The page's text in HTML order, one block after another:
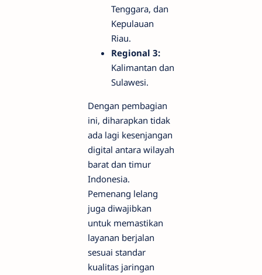
Tenggara, dan
Kepulauan
Riau.
Regional 3:
Kalimantan dan
Sulawesi.
Dengan pembagian
ini, diharapkan tidak
ada lagi kesenjangan
digital antara wilayah
barat dan timur
Indonesia.
Pemenang lelang
juga diwajibkan
untuk memastikan
layanan berjalan
sesuai standar
kualitas jaringan